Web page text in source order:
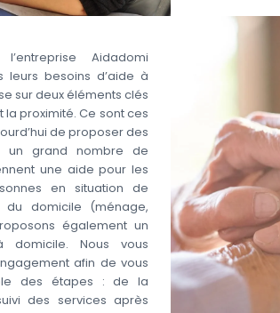
Aidadomi
leurs besoins d’aide à
sur deux éléments clés
proximité. Ce sont ces
de proposer des
un grand nombre de
une aide pour les
en situation de
du domicile (ménage,
également un
domicile. Nous vous
afin de vous
des étapes : de la
des services après